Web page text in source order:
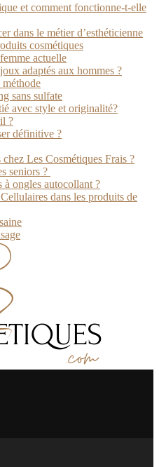
et comment fonctionne-t-elle
dans le métier d’esthéticienne
cosmétiques
actuelle
adaptés aux hommes ?
sans sulfate
avec style et originalité?
?
définitive ?
Les Cosmétiques Frais ?
seniors ?
à ongles autocollant ?
dans les produits de